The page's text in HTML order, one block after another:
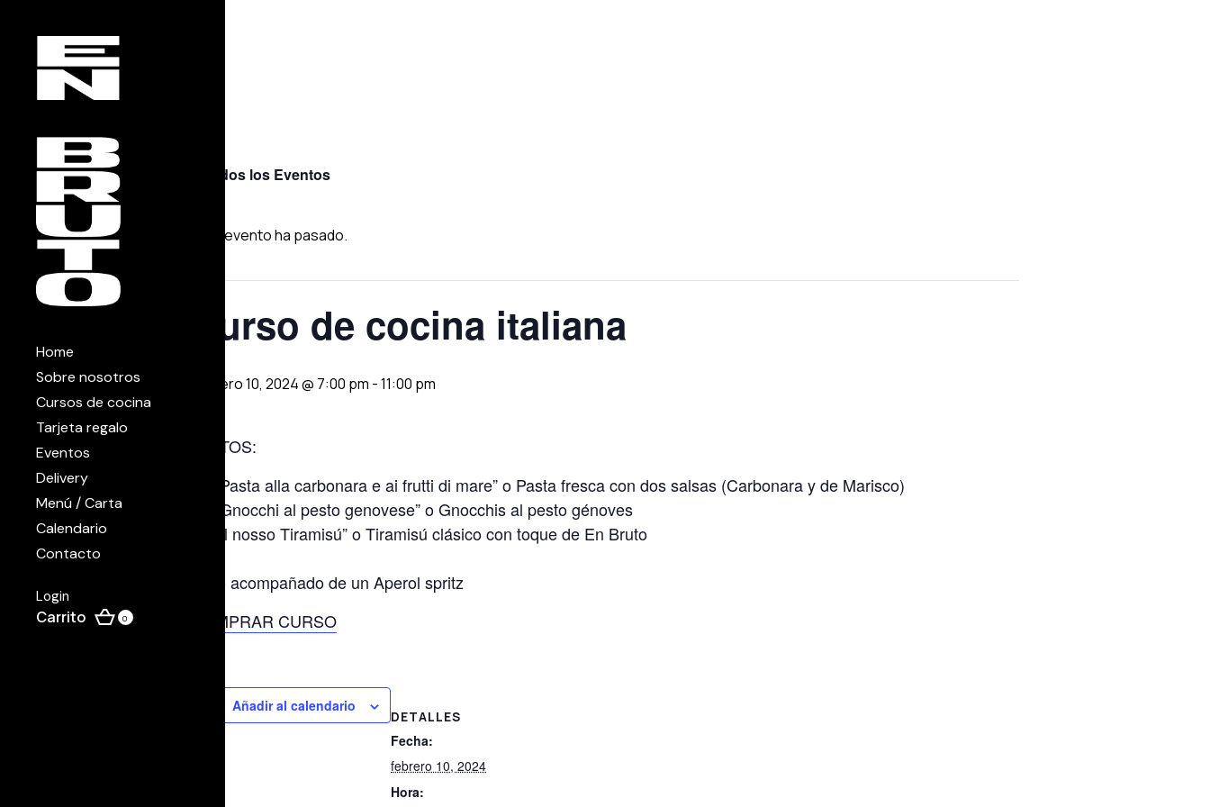
Home
Sobre nosotros
Cursos de cocina
Tarjeta regalo
Eventos
Delivery
Menú / Carta
Calendario
Contacto
Login
0
« Todos los Eventos
Este evento ha pasado.
Curso de cocina italiana
febrero 10, 2024 @ 7:00 pm -11:00 pm
PLATOS:
“Pasta alla carbonara e ai frutti di mare” o Pasta fresca con dos salsas (Carbonara y de Marisco)
“Gnocchi al pesto genovese” o Gnocchis al pesto génoves
“Il nosso Tiramisú” o Tiramisú clásico con toque de En Bruto
Todo acompañado de un Aperol spritz
COMPRAR CURSO
Añadir al calendario
DETALLES
Fecha:
febrero 10, 2024
Hora: